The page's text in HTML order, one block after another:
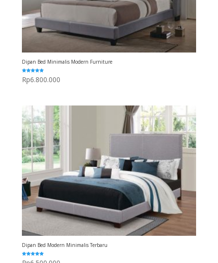
Dipan Bed Minimalis Modern Furniture
Dinilai
5.00
dari 5
Rp6.800.000
Dipan Bed Modern Minimalis Terbaru
Dinilai